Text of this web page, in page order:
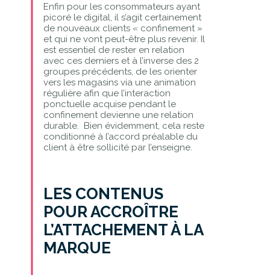
Enfin pour les consommateurs ayant
picoré le digital, il s’agit certainement
de nouveaux clients « confinement »
et qui ne vont peut-être plus revenir. Il
est essentiel de rester en relation
avec ces derniers et à l’inverse des 2
groupes précédents, de les orienter
vers les magasins via une animation
régulière afin que l’interaction
ponctuelle acquise pendant le
confinement devienne une relation
durable. Bien évidemment, cela reste
conditionné à l’accord préalable du
client à être sollicité par l’enseigne.
LES CONTENUS
POUR ACCROÎTRE
L’ATTACHEMENT À LA
MARQUE